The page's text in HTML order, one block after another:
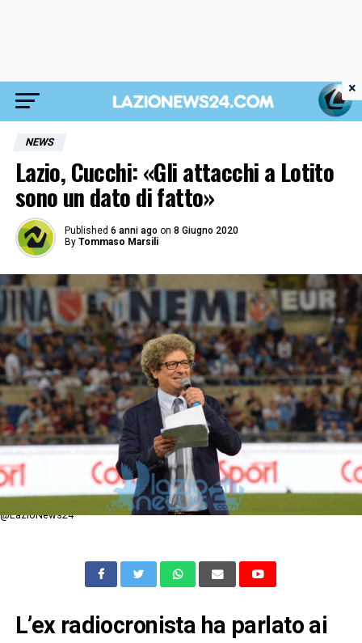
NEWS
Lazio, Cucchi: «Gli attacchi a Lotito
sono un dato di fatto»
Published 6 anni ago on 8 Giugno 2020
By Tommaso Marsili
@LazioNews24
L’ex radiocronista ha parlato ai
×